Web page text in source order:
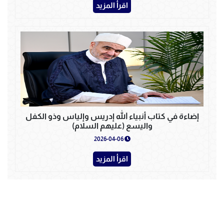
اقرأ المزيد
إضاءة في كتاب أنبياء الله إدريس وإلياس وذو الكفل
واليسع (عليهم السلام)
2026-04-06
اقرأ المزيد